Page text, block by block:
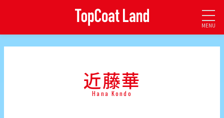
MENU
近藤華
Hana Kondo